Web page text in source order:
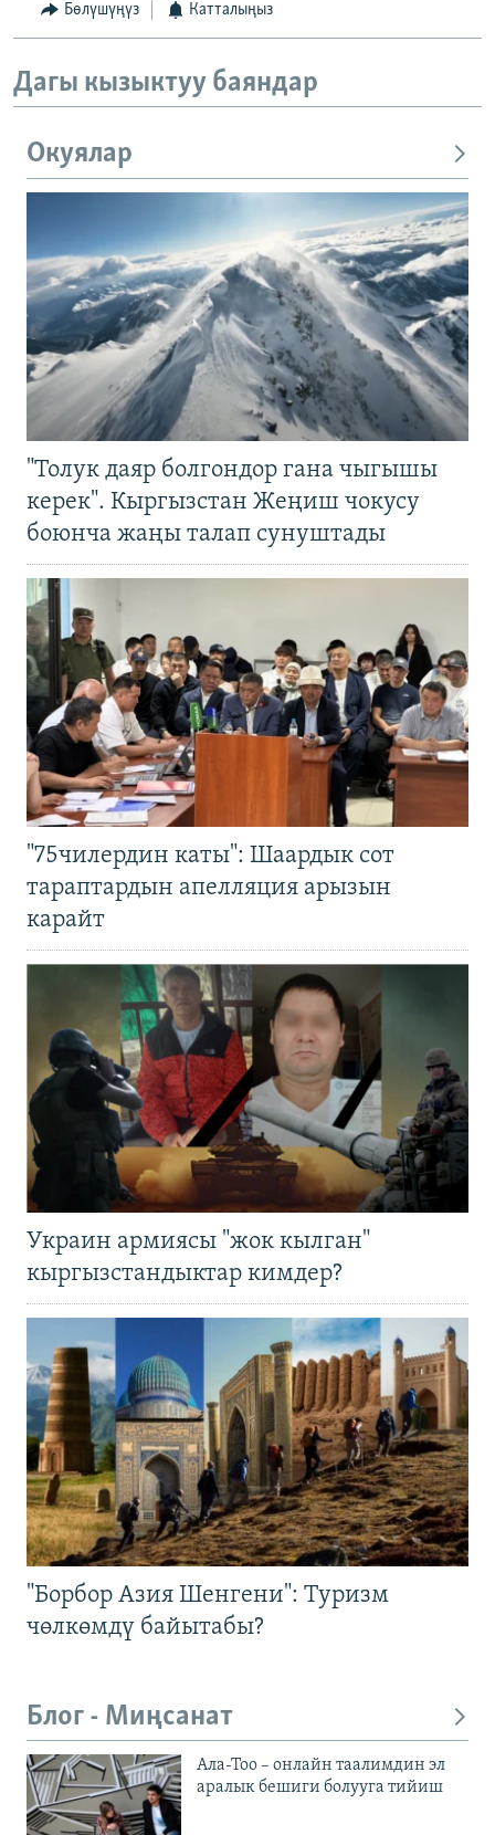
Бөлүшүңүз Катталыңыз
Дагы кызыктуу баяндар
Окуялар
"Толук даяр болгондор гана чыгышы
керек". Кыргызстан Жеңиш чокусу
боюнча жаңы талап сунуштады
"75чилердин каты": Шаардык сот
тараптардын апелляция арызын
карайт
Украин армиясы "жок кылган"
кыргызстандыктар кимдер?
"Борбор Азия Шенгени": Туризм
чөлкөмдү байытабы?
Блог - Миңсанат
Ала-Тоо – онлайн таалимдин эл
аралык бешиги болууга тийиш